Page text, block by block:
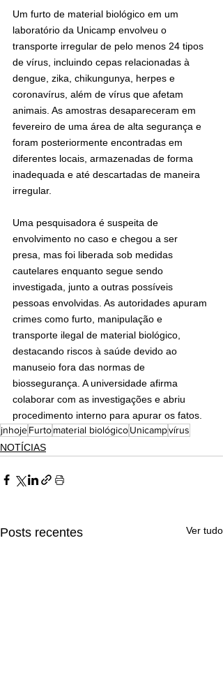
Um furto de material biológico em um
laboratório da Unicamp envolveu o
transporte irregular de pelo menos 24 tipos
de vírus, incluindo cepas relacionadas à
dengue, zika, chikungunya, herpes e
coronavírus, além de vírus que afetam
animais. As amostras desapareceram em
fevereiro de uma área de alta segurança e
foram posteriormente encontradas em
diferentes locais, armazenadas de forma
inadequada e até descartadas de maneira
irregular.
Uma pesquisadora é suspeita de
envolvimento no caso e chegou a ser
presa, mas foi liberada sob medidas
cautelares enquanto segue sendo
investigada, junto a outras possíveis
pessoas envolvidas. As autoridades apuram
crimes como furto, manipulação e
transporte ilegal de material biológico,
destacando riscos à saúde devido ao
manuseio fora das normas de
biossegurança. A universidade afirma
colaborar com as investigações e abriu
procedimento interno para apurar os fatos.
jnhojeFurtomaterial biológicoUnicampvírus
NOTÍCIAS
Posts recentes Ver tudo